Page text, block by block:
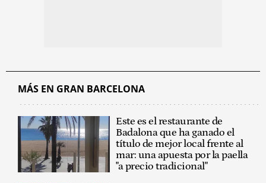
MÁS EN GRAN BARCELONA
Este es el restaurante de
Badalona que ha ganado el
título de mejor local frente al
mar: una apuesta por la paella
"a precio tradicional"